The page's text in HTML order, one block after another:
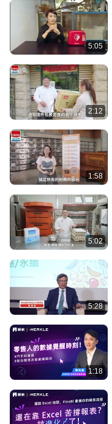
5:05
2:12
1:58
5:02
5:28
1:18